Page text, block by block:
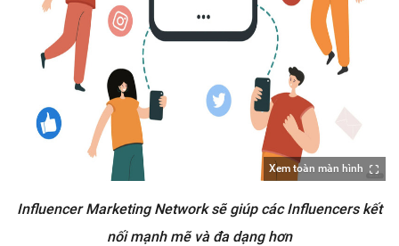
Xem toàn màn hình
Influencer Marketing Network sẽ giúp các Influencers kết
nối mạnh mẽ và đa dạng hơn